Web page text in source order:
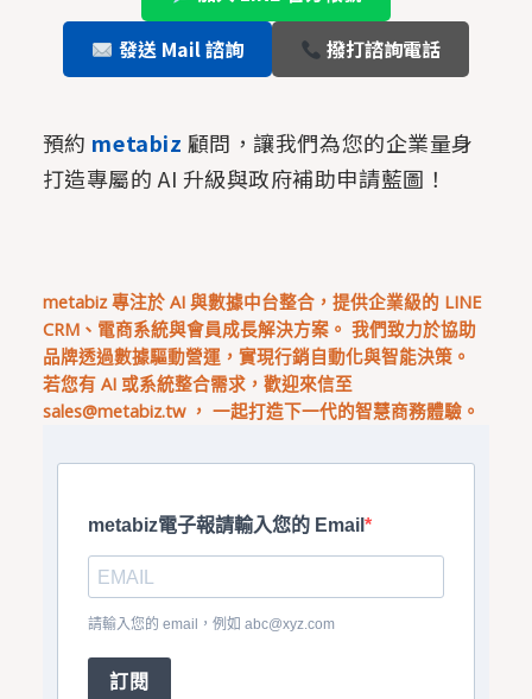
發送 Mail 諮詢
撥打諮詢電話
預約 metabiz 顧問，讓我們為您的企業量身
打造專屬的 AI 升級與政府補助申請藍圖！
metabiz 專注於 AI 與數據中台整合，提供企業級的 LINE
CRM、電商系統與會員成長解決方案。 我們致力於協助
品牌透過數據驅動營運，實現行銷自動化與智能決策。
若您有 AI 或系統整合需求，歡迎來信至
sales@metabiz.tw， 一起打造下一代的智慧商務體驗。
metabiz電子報請輸入您的 Email
請輸入您的 email，例如 abc@xyz.com
訂閱